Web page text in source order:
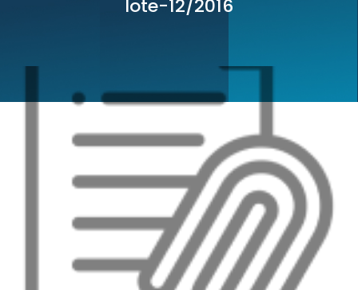
lote-12/2016